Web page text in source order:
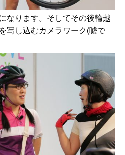
なります。そしてその後輪越
写し込むカメラワーク(嘘で